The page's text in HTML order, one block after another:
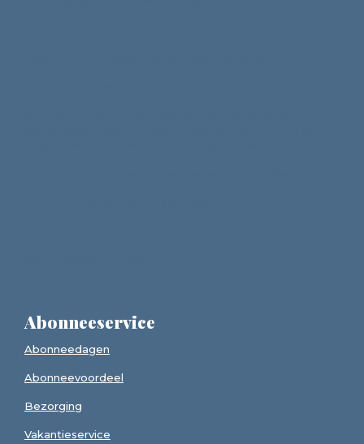
Abonneeservice
Abonneedagen
Abonneevoordeel
Bezorging
Vakantieservice